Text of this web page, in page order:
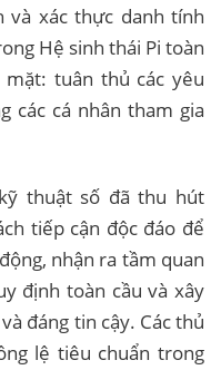
và xác thực danh tính
Hệ sinh thái Pi toàn
mặt: tuân thủ các yêu
các cá nhân tham gia
thuật số đã thu hút
tiếp cận độc đáo để
nhận ra tầm quan
định toàn cầu và xây
đáng tin cậy. Các thủ
lệ tiêu chuẩn trong